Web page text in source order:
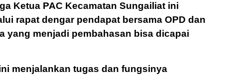
Ketua PAC Kecamatan Sungailiat ini
rapat dengar pendapat bersama OPD dan
yang menjadi pembahasan bisa dicapai
menjalankan tugas dan fungsinya